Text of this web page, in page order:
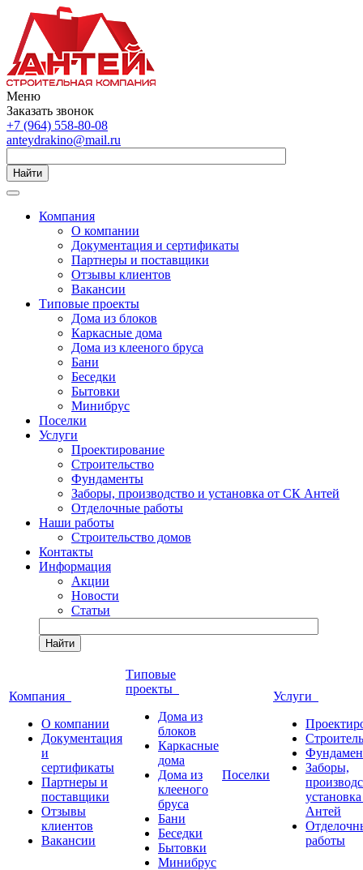
Меню
Заказать звонок
+7 (964) 558-80-08
anteydrakino@mail.ru
Найти
Компания
О компании
Документация и сертификаты
Партнеры и поставщики
Отзывы клиентов
Вакансии
Типовые проекты
Дома из блоков
Каркасные дома
Дома из клееного бруса
Бани
Беседки
Бытовки
Минибрус
Поселки
Услуги
Проектирование
Строительство
Фундаменты
Заборы, производство и установка от СК Антей
Отделочные работы
Наши работы
Строительство домов
Контакты
Информация
Акции
Новости
Статьи
Найти
Компания
О компании
Документация
и
сертификаты
Партнеры и
поставщики
Отзывы
клиентов
Вакансии
Типовые
проекты
Дома из
блоков
Каркасные
дома
Дома из
клееного
бруса
Бани
Беседки
Бытовки
Минибрус
Поселки
Услуги
Заборы,
Антей
работы